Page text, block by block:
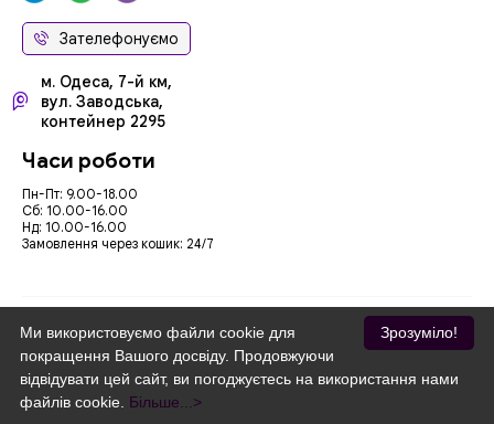
Зателефонуємо
м. Одеса, 7-й км,
вул. Заводська,
контейнер 2295
Часи роботи
Пн-Пт: 9.00-18.00
Сб: 10.00-16.00
Нд: 10.00-16.00
Замовлення через кошик: 24/7
Ми приймаємо
Зрозуміло!
Ми використовуємо файли cookie для
покращення Вашого досвіду. Продовжуючи
відвідувати цей сайт, ви погоджуєтесь на використання нами
файлів cookie. Більше...>